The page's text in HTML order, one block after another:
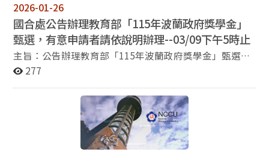
（含）以上之在學學生（需具中華民國國籍）。 (三) 受理
申請時間：即日起至115年1月30日（星期五）下午5時
止。 (四) 申請文件繳交方式：請依教育部甄選簡章中第七
項，備妥申請文件1份。文件以單面列印，依簡章所列順
序排列，以迴紋針固定即可，勿裝訂。請於截止時間前將
申請文件親送或郵寄至國合處丘小姐彙辦，郵寄時應預估
寄送所需時間，確定文件可於截止時間前送達，逾時恕不
成績及語文成績證明擇優決定本校推薦人選。 5. 考量赴捷
克短期進修/研究效益，倘逢捷克當地疫情、天災等不可
抗力因素，本獎學金保有延期、變更或中止之權利。 6. 請
2026-01-26
國合處公告辦理教育部「115年波蘭政府獎學金」
甄選，有意申請者請依說明辦理--03/09下午5時止
主旨：​公告辦理教育部「115年波蘭政府獎學金」甄選，
有意申請者請依說明辦理，請查照。 說明：​​ 一、依據教
流總署提供受獎生赴波蘭就讀語言先修課程獎學金，申請
規定及其他應遵守事項，請參照教育部甄選簡章，如附件
(一) 推薦名額：5名。 (二) 申請類別與資格：請參照教育
277